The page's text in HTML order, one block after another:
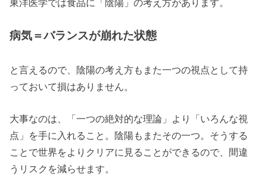
東洋医学では食品に「陰陽」の考え方があります。
病気＝バランスが崩れた状態
と言えるので、陰陽の考え方もまた一つの視点として持
っておいて損はありません。
大事なのは、「一つの絶対的な理論」より「いろんな視
点」を手に入れること。陰陽もまたその一つ。そうする
ことで世界をよりクリアに見ることができるので、間違
うリスクを減らせます。